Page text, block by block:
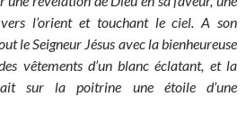
vers l’orient et touchant le ciel. A son
le Seigneur Jésus avec la bienheureuse
vêtements d’un blanc éclatant, et la
sur la poitrine une étoile d’une